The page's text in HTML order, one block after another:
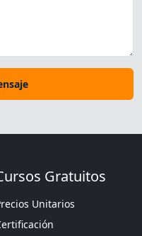
Gratuitos
Unitarios